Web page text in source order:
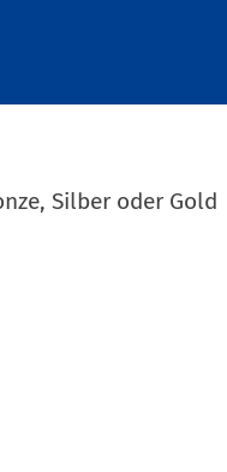
Silber oder Gold